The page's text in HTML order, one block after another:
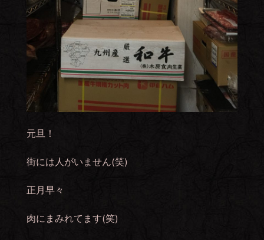
元旦！
街には人がいません(笑)
正月早々
肉にまみれてます(笑)